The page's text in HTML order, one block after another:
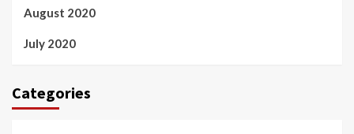
August 2020
July 2020
Categories